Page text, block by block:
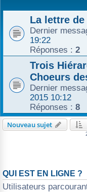
La lettre
Dernier
19:22
Réponses : 2
Trois
Choeurs
Dernier
2015 10:12
Réponses : 8
Nouveau sujet
QUI EST EN LIGNE ?
Utilisateurs